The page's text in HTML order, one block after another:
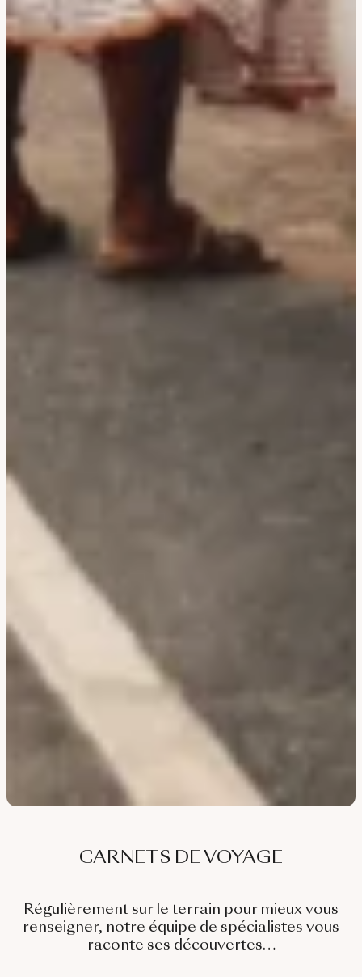
CARNETS DE VOYAGE
Régulièrement sur le terrain pour mieux vous
renseigner, notre équipe de spécialistes vous
raconte ses découvertes…